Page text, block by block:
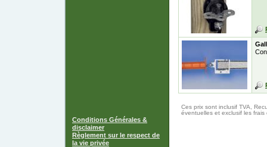
Ces prix sont inclusif TVA,
éventuelles et exclusif les frais
Conditions Générales &
disclaimer
Règlement sur le respect de
la vie privée